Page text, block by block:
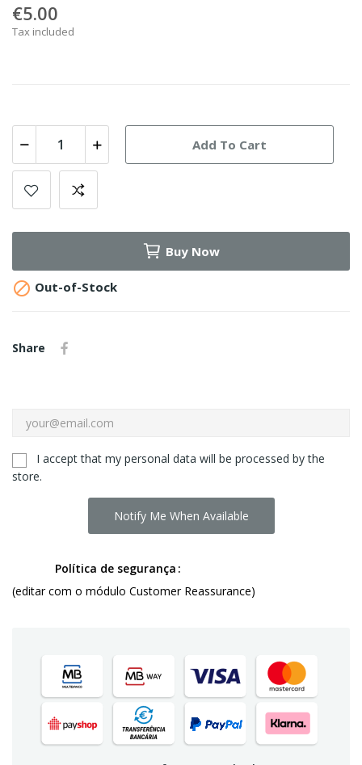
€5.00
Tax included
Add To Cart
Buy Now
 Out-of-Stock
Share
I accept that my personal data will be processed by the
store.
Notify Me When Available
Política de segurança
(editar com o módulo Customer Reassurance)